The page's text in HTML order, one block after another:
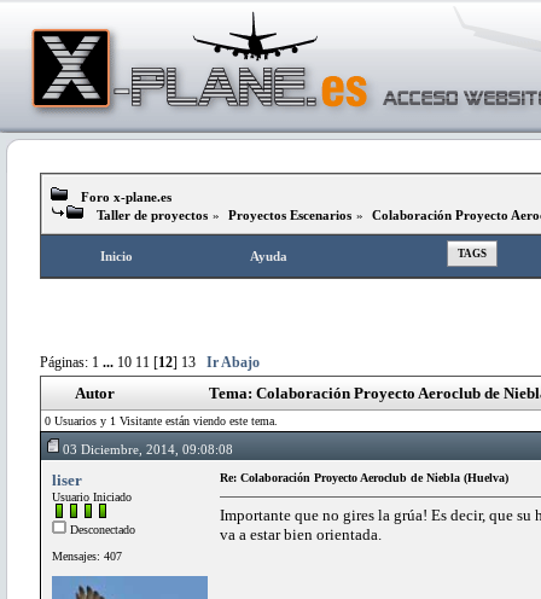
Foro x-plane.es
Taller de proyectos » Proyectos Escenarios » Colaboración Proyecto
Inicio Ayuda TAGS
Páginas: 1 ... 10 11 [12] 13 Ir Abajo
Autor Tema: Colaboración Proyecto Aeroclub de
0 Usuarios y 1 Visitante están viendo este tema.
03 Diciembre, 2014, 09:08:08
liser
Usuario Iniciado
Desconectado
Mensajes: 407
Re: Colaboración Proyecto Aeroclub de Niebla (Huelva)
Importante que no gires la grúa! Es decir, que su
va a estar bien orientada.